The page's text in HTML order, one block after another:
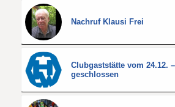
Nachruf Klausi Frei
Clubgaststätte vom 24.12.
geschlossen